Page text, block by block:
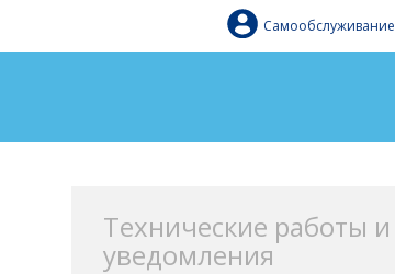
Самообслуживание
Технические работы и
уведомления